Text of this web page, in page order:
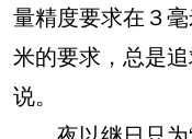
量精度要求在３
米的要求，总是
说。